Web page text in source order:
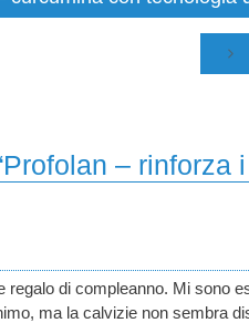
–
regalo di compleanno. Mi sono
ma la calvizie non sembra